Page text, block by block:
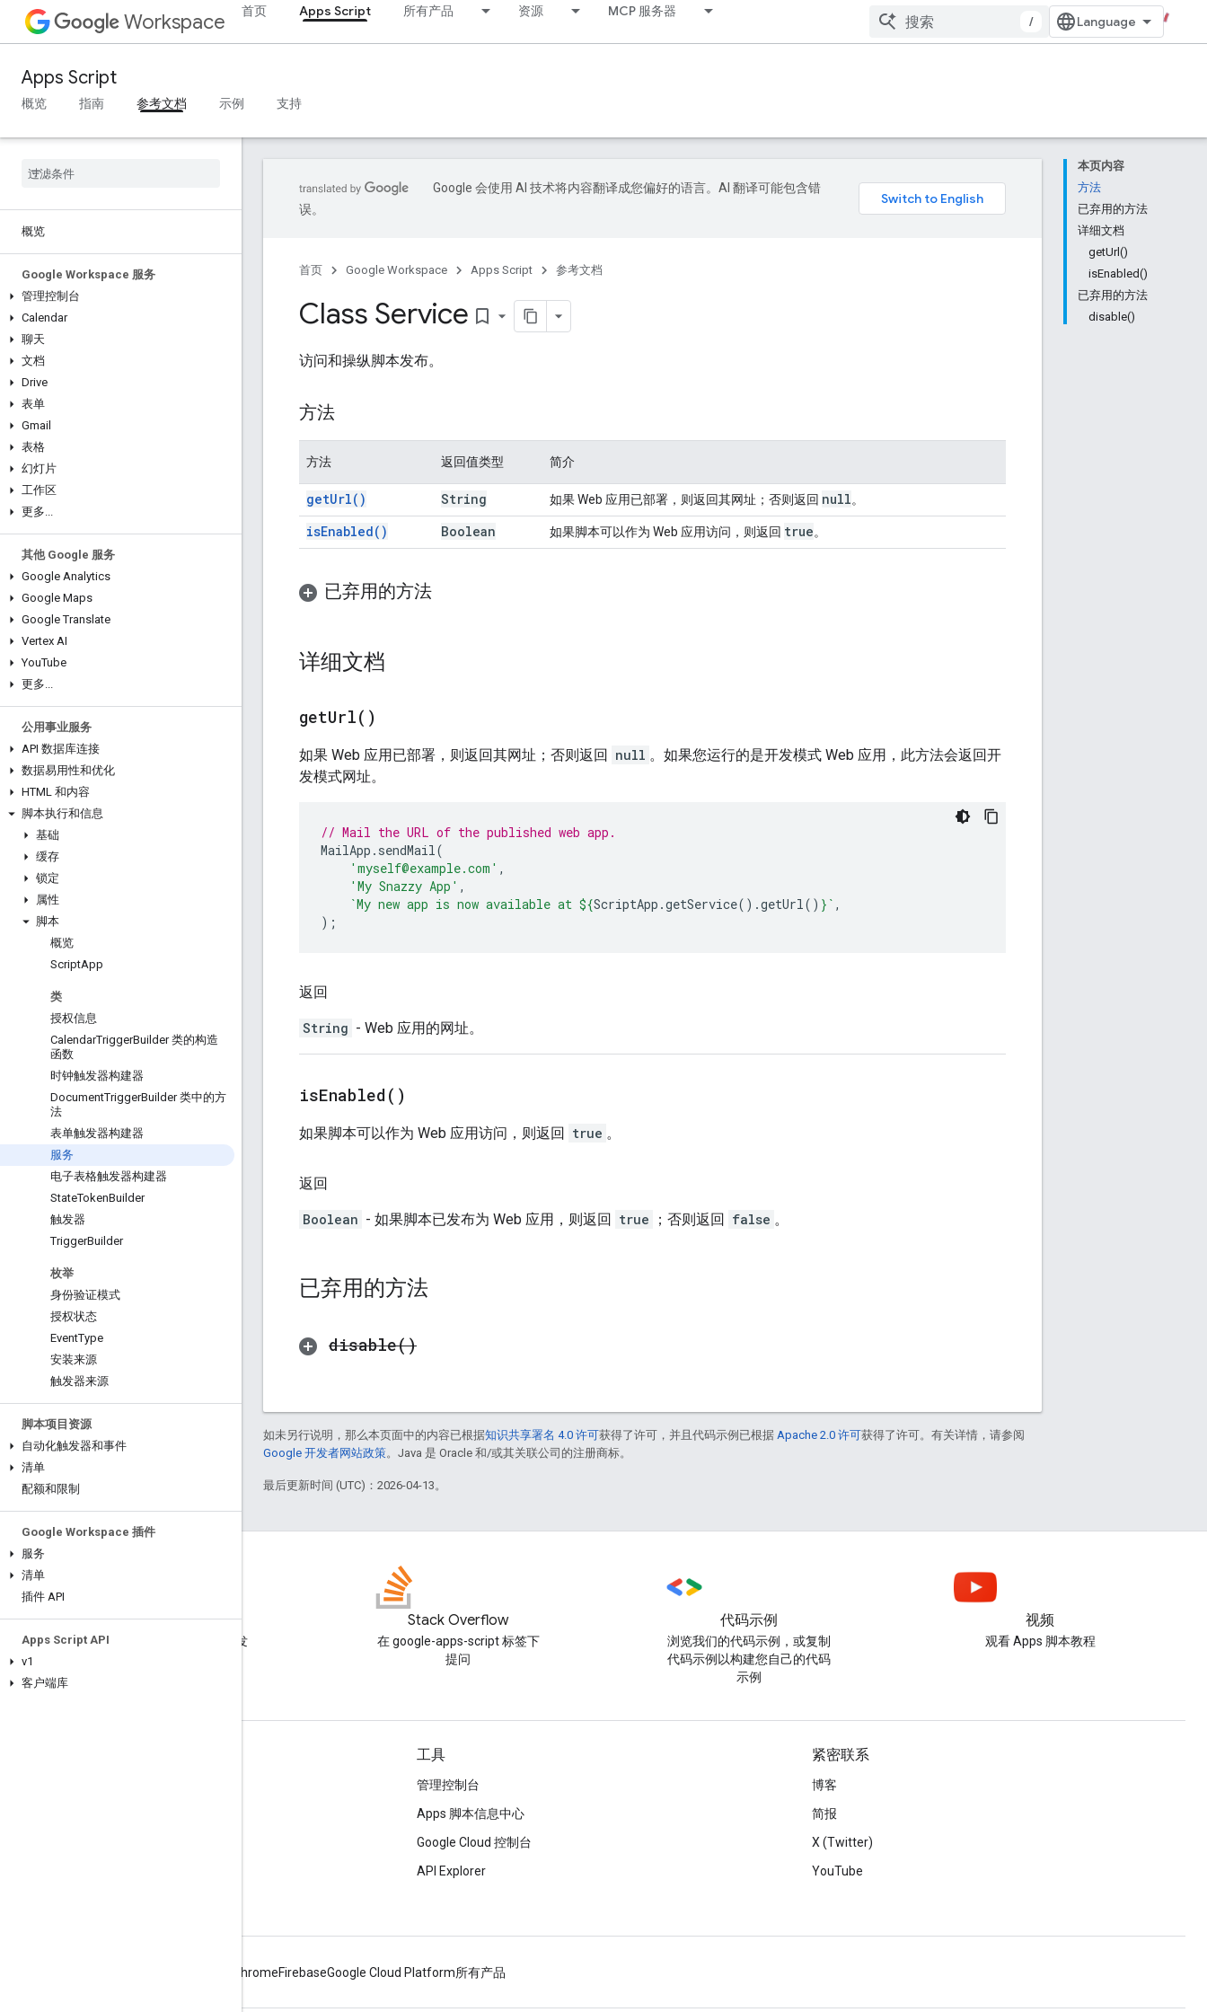
Workspace 首页 Apps Script 所有产品 资源 MCP 服务器
/
Apps Script
概览 指南 参考文档 示例 支持
概览
Google Workspace 服务
管理控制台
Calendar
聊天
文档
Drive
表单
Gmail
表格
幻灯片
工作区
更多...
其他 Google 服务
Google Analytics
Google Maps
Google Translate
Vertex AI
YouTube
更多...
公用事业服务
API 数据库连接
数据易用性和优化
HTML 和内容
脚本执行和信息
基础
缓存
锁定
属性
脚本
概览
ScriptApp
类
授权信息
CalendarTriggerBuilder 类的构造
函数
时钟触发器构建器
DocumentTriggerBuilder 类中的方
法
表单触发器构建器
服务
电子表格触发器构建器
StateTokenBuilder
触发器
TriggerBuilder
枚举
身份验证模式
授权状态
EventType
安装来源
触发器来源
脚本项目资源
自动化触发器和事件
清单
配额和限制
Google Workspace 插件
服务
清单
插件 API
Apps Script API
v1
客户端库
本页内容
方法
已弃用的方法
详细文档
getUrl()
isEnabled()
已弃用的方法
disable()
Google 会使用 AI 技术将内容翻译成您偏好的语言。AI 翻译可能包含错
误。
首页 Google Workspace Apps Script 参考文档
Class Service bookmark_border
访问和操纵脚本发布。
方法
方法 返回值类型 简介
getUrl( ) String 如果 Web 应用已部署，则返回其网址；否则返回 null。
isEnabled( ) Boolean 如果脚本可以作为 Web 应用访问，则返回 true。
已弃用的方法
详细文档
getUrl( )
如果 Web 应用已部署，则返回其网址；否则返回 null 。如果您运行的是开发模式 Web 应用，此方法会返回开
发模式网址。
// Mail the URL of the published web app.
MailApp . sendMail(
'myself@example.com' ,
'My Snazzy App' ,
`My new app is now available at ${ScriptApp .getService().getUrl() } ` ,
);
返回
String - Web 应用的网址。
isEnabled( )
如果脚本可以作为 Web 应用访问，则返回 true 。
返回
Boolean - 如果脚本已发布为 Web 应用，则返回 true ；否则返回 false 。
已弃用的方法
disable()
如未另行说明，那么本页面中的内容已根据知识共享署名 4.0 许可获得了许可，并且代码示例已根据 Apache 2.0 许可获得了许可。有关详情，请参阅
Google 开发者网站政策。Java 是 Oracle 和/或其关联公司的注册商标。
最后更新时间 (UTC)：2026-04-13。
博客
阅读 Google Workspace 开发
Stack Overflow
在 google-apps-script 标签下
提问
代码示例
浏览我们的代码示例，或复制
代码示例以构建您自己的代码
示例
视频
观看 Apps 脚本教程
工具
管理控制台
Apps 脚本信息中心
Google Cloud 控制台
API Explorer
紧密联系
博客
简报
X (Twitter)
YouTube
ChromeFirebaseGoogle Cloud Platform所有产品